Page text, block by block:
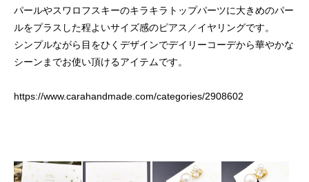
パールやスワロフスキーのキラキラトップパーツに大きめのパー
ルをプラスした程よいサイズ感のピアス／イヤリングです。
シンプルながら目をひくデザインでデイリーコーデから華やかな
シーンまでお使い頂けるアイテムです。
https://www.carahandmade.com/categories/2908602